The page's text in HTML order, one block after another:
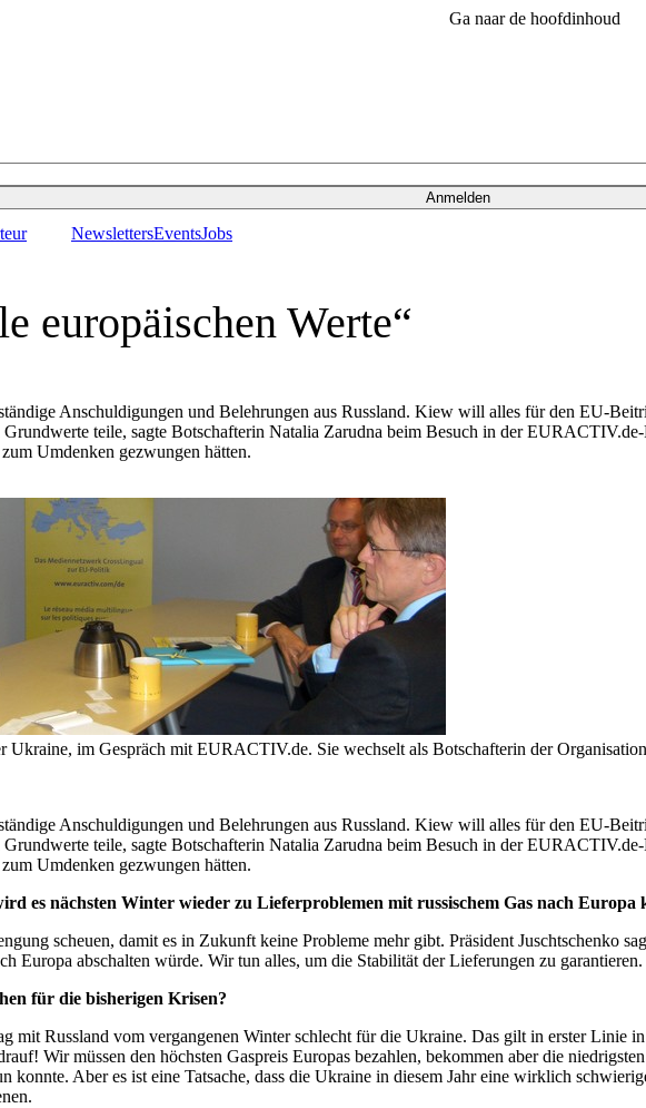
Ga naar de hoofdinhoud
Anmelden
NewslettersEventsJobs
europäischen Werte“
Anschuldigungen und Belehrungen aus Russland. Kiew will alles für den EU-
Grundwerte teile, sagte Botschafterin Natalia Zarudna beim Besuch in der
Umdenken gezwungen hätten.
Ukraine, im Gespräch mit EURACTIV.de. Sie wechselt als Botschafterin der
Anschuldigungen und Belehrungen aus Russland. Kiew will alles für den EU-
Grundwerte teile, sagte Botschafterin Natalia Zarudna beim Besuch in der
Umdenken gezwungen hätten.
es nächsten Winter wieder zu Lieferproblemen mit russischem Gas nach Europa
scheuen, damit es in Zukunft keine Probleme mehr gibt. Präsident Juschtschenko
Europa abschalten würde. Wir tun alles, um die Stabilität der Lieferungen zu garantieren.
für die bisherigen Krisen?
mit Russland vom vergangenen Winter schlecht für die Ukraine. Das gilt in erster Linie
Wir müssen den höchsten Gaspreis Europas bezahlen, bekommen aber die
konnte. Aber es ist eine Tatsache, dass die Ukraine in diesem Jahr eine wirklich